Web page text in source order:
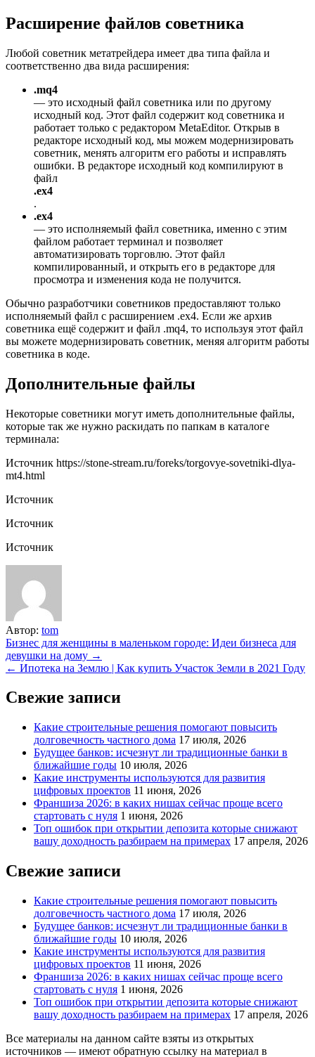
Расширение файлов советника
Любой советник метатрейдера имеет два типа файла и
соответственно два вида расширения:
.mq4
— это исходный файл советника или по другому
исходный код. Этот файл содержит код советника и
работает только с редактором MetaEditor. Открыв в
редакторе исходный код, мы можем модернизировать
советник, менять алгоритм его работы и исправлять
ошибки. В редакторе исходный код компилируют в
файл
.ex4
.
.ex4
— это исполняемый файл советника, именно с этим
файлом работает терминал и позволяет
автоматизировать торговлю. Этот файл
компилированный, и открыть его в редакторе для
просмотра и изменения кода не получится.
Обычно разработчики советников предоставляют только
исполняемый файл с расширением .ex4. Если же архив
советника ещё содержит и файл .mq4, то используя этот файл
вы можете модернизировать советник, меняя алгоритм работы
советника в коде.
Дополнительные файлы
Некоторые советники могут иметь дополнительные файлы,
которые так же нужно раскидать по папкам в каталоге
терминала:
Источник https://stone-stream.ru/foreks/torgovye-sovetniki-dlya-
mt4.html
Источник
Источник
Источник
Автор: tom
Навигация
по
Бизнес для женщины в маленьком городе: Идеи бизнеса для
девушки на дому →
← Ипотека на Землю | Как купить Участок Земли в 2021 Году
Свежие записи
Какие строительные решения помогают повысить
долговечность частного дома 17 июля, 2026
Будущее банков: исчезнут ли традиционные банки в
ближайшие годы 10 июля, 2026
Какие инструменты используются для развития
цифровых проектов 11 июня, 2026
Франшиза 2026: в каких нишах сейчас проще всего
стартовать с нуля 1 июня, 2026
Топ ошибок при открытии депозита которые снижают
вашу доходность разбираем на примерах 17 апреля, 2026
Свежие записи
Какие строительные решения помогают повысить
долговечность частного дома 17 июля, 2026
Будущее банков: исчезнут ли традиционные банки в
ближайшие годы 10 июля, 2026
Какие инструменты используются для развития
цифровых проектов 11 июня, 2026
Франшиза 2026: в каких нишах сейчас проще всего
стартовать с нуля 1 июня, 2026
Топ ошибок при открытии депозита которые снижают
вашу доходность разбираем на примерах 17 апреля, 2026
Все материалы на данном сайте взяты из открытых
источников — имеют обратную ссылку на материал в